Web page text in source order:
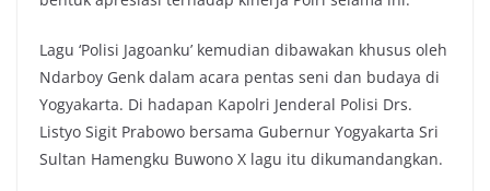
Lagu ‘Polisi Jagoanku’ kemudian dibawakan khusus oleh
Ndarboy Genk dalam acara pentas seni dan budaya di
Yogyakarta. Di hadapan Kapolri Jenderal Polisi Drs.
Listyo Sigit Prabowo bersama Gubernur Yogyakarta Sri
Sultan Hamengku Buwono X lagu itu dikumandangkan.